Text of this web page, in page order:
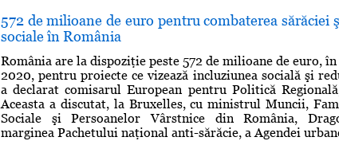
572 de milioane de euro pentru combaterea sărăciei
sociale în România
România are la dispoziţie peste 572 de milioane de euro,
2020, pentru proiecte ce vizează incluziunea socială şi
a declarat comisarul European pentru Politică
Aceasta a discutat, la Bruxelles, cu ministrul Muncii,
Sociale şi Persoanelor Vârstnice din România,
marginea Pachetului naţional anti-sărăcie, a Agendei